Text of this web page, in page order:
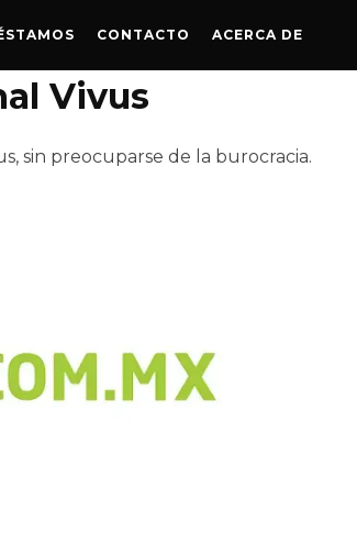
CONTACTO ACERCA DE
Vivus
sin preocuparse de la burocracia.